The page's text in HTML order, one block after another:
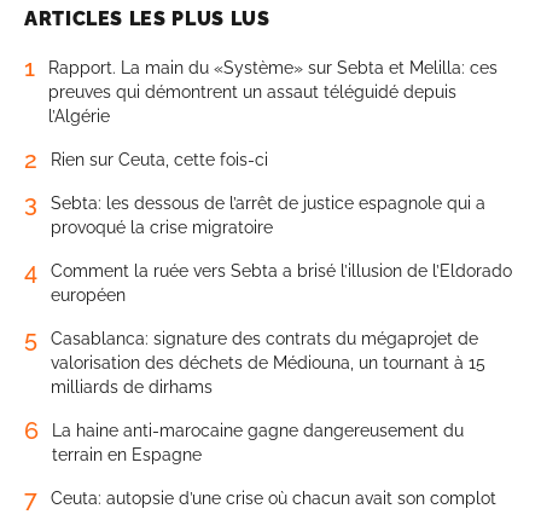
ARTICLES LES PLUS LUS
1
Rapport. La main du «Système» sur Sebta et Melilla: ces
preuves qui démontrent un assaut téléguidé depuis
l’Algérie
2 Rien sur Ceuta, cette fois-ci
3
Sebta: les dessous de l’arrêt de justice espagnole qui a
provoqué la crise migratoire
4
Comment la ruée vers Sebta a brisé l’illusion de l’Eldorado
européen
5
Casablanca: signature des contrats du mégaprojet de
valorisation des déchets de Médiouna, un tournant à 15
milliards de dirhams
6
La haine anti-marocaine gagne dangereusement du
terrain en Espagne
7 Ceuta: autopsie d’une crise où chacun avait son complot